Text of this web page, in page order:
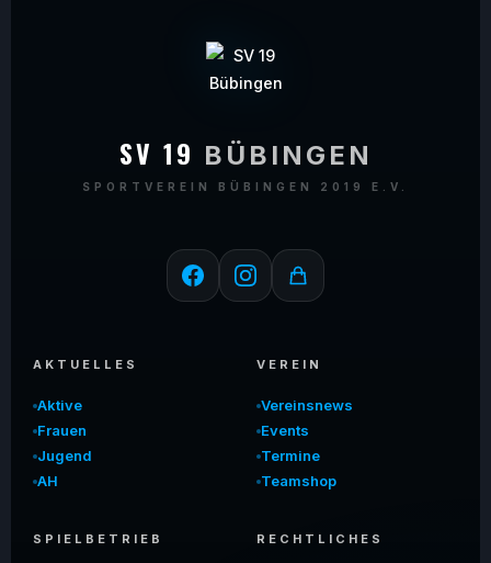
SV 19 BÜBINGEN
SPORTVEREIN BÜBINGEN 2019 E.V.
AKTUELLES
Aktive
Frauen
Jugend
AH
VEREIN
Vereinsnews
Events
Termine
Teamshop
SPIELBETRIEB RECHTLICHES